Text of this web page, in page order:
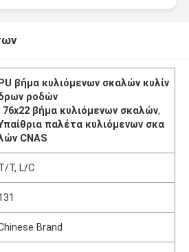
βήμα κυλιόμενων σκαλών κυλίν
ροδών
76x22 βήμα κυλιόμενων σκαλών,
παλέτα κυλιόμενων σκα
CNAS
T, L/C
Brand